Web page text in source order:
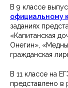
В 9 классе
официальному
заданиях
«Капитанская
Онегин»,
гражданская
В 11 классе на
представлено в